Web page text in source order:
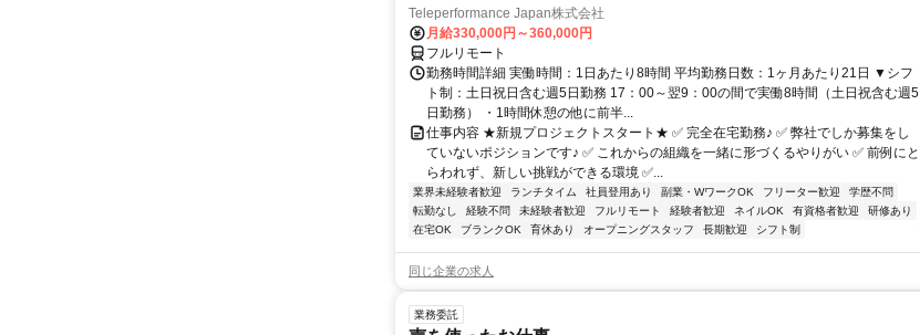
Teleperformance Japan株式会社
月給330,000円～360,000円
フルリモート
勤務時間詳細 実働時間：1日あたり8時間 平均勤務日数：1ヶ月あたり21日 ▼シフ
ト制：土日祝日含む週5日勤務 17：00～翌9：00の間で実働8時間（土日祝含む週5
日勤務） ・1時間休憩の他に前半...
仕事内容 ★新規プロジェクトスタート★ ✅ 完全在宅勤務♪ ✅ 弊社でしか募集をし
ていないポジションです♪ ✅ これからの組織を一緒に形づくるやりがい ✅ 前例にと
らわれず、新しい挑戦ができる環境 ✅...
業界未経験者歓迎 ランチタイム 社員登用あり 副業・WワークOK フリーター歓迎
学歴不問
転勤なし
経験不問 未経験者歓迎 フルリモート 経験者歓迎 ネイルOK 有資格者歓迎
研修あり
在宅OK
ブランクOK 育休あり オープニングスタッフ 長期歓迎 シフト制
同じ企業の求人
業務委託